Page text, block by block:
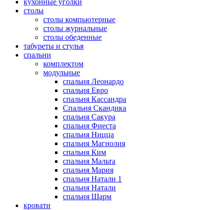
кухонные уголки
столы
столы компьютерные
столы журнальные
столы обеденные
табуреты и стулья
спальни
комплектом
модульные
спальня Леонардо
спальня Евро
спальня Кассандра
Спальня Скандика
спальня Сакура
спальня Фиеста
спальня Ницца
спальня Магнолия
спальня Ким
спальня Мальта
спальня Мария
спальня Натали 1
спальня Натали
спальня Шарм
кровати